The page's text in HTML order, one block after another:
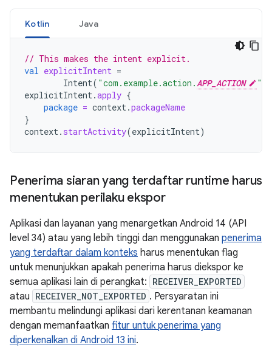
Kotlin Java
// This makes the intent explicit.
val explicitIntent =
Intent( "com.example.action.APP_ACTION "
explicitIntent.apply {
package = context.packageName
}
context. startActivity(explicitIntent)
Penerima siaran yang terdaftar runtime harus
menentukan perilaku ekspor
Aplikasi dan layanan yang menargetkan Android 14 (API
level 34) atau yang lebih tinggi dan menggunakan penerima
yang terdaftar dalam konteks harus menentukan flag
untuk menunjukkan apakah penerima harus diekspor ke
semua aplikasi lain di perangkat: RECEIVER_EXPORTED
atau RECEIVER_NOT_EXPORTED . Persyaratan ini
membantu melindungi aplikasi dari kerentanan keamanan
dengan memanfaatkan fitur untuk penerima yang
diperkenalkan di Android 13 ini.